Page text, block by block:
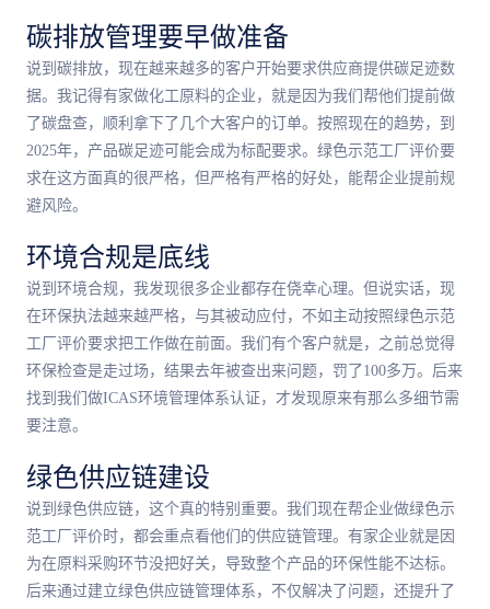
碳排放管理要早做准备
说到碳排放，现在越来越多的客户开始要求供应商提供碳足迹数
据。我记得有家做化工原料的企业，就是因为我们帮他们提前做
了碳盘查，顺利拿下了几个大客户的订单。按照现在的趋势，到
2025年，产品碳足迹可能会成为标配要求。绿色示范工厂评价要
求在这方面真的很严格，但严格有严格的好处，能帮企业提前规
避风险。
环境合规是底线
说到环境合规，我发现很多企业都存在侥幸心理。但说实话，现
在环保执法越来越严格，与其被动应付，不如主动按照绿色示范
工厂评价要求把工作做在前面。我们有个客户就是，之前总觉得
环保检查是走过场，结果去年被查出来问题，罚了100多万。后来
找到我们做ICAS环境管理体系认证，才发现原来有那么多细节需
要注意。
绿色供应链建设
说到绿色供应链，这个真的特别重要。我们现在帮企业做绿色示
范工厂评价时，都会重点看他们的供应链管理。有家企业就是因
为在原料采购环节没把好关，导致整个产品的环保性能不达标。
后来通过建立绿色供应链管理体系，不仅解决了问题，还提升了